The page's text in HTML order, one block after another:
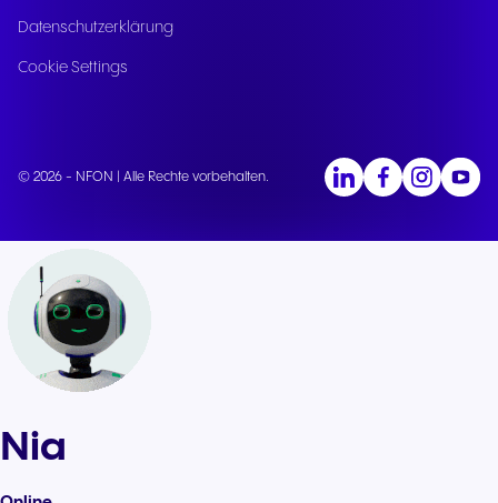
Datenschutzerklärung
Cookie Settings
© 2026 - NFON | Alle Rechte vorbehalten.